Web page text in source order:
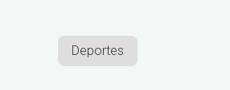
Deportes